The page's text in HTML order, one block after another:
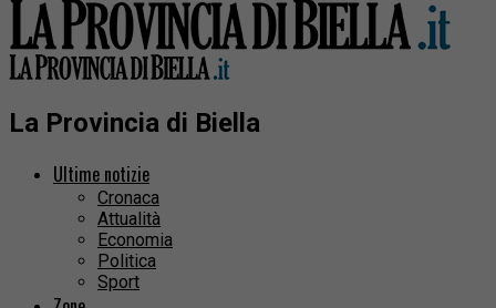
La Provincia di Biella
Ultime notizie
Cronaca
Attualità
Economia
Politica
Sport